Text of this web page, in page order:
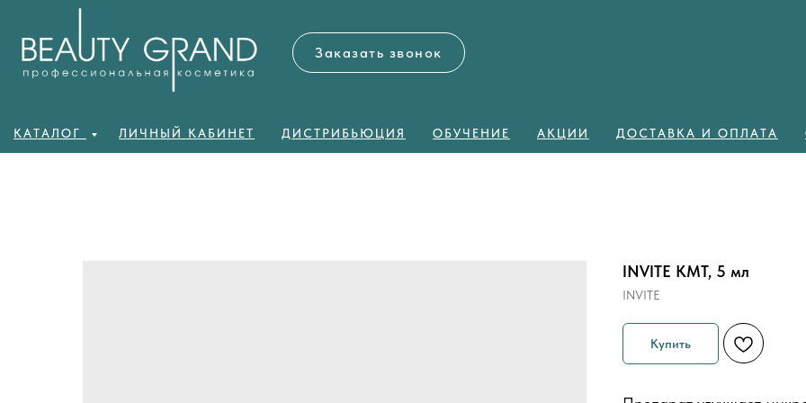
Заказать звонок
КАТАЛОГ ЛИЧНЫЙ КАБИНЕТ ДИСТРИБЬЮЦИЯ ОБУЧЕНИЕ АКЦИИ ДОСТАВКА И ОПЛАТА
INVITE KMT, 5 мл
INVITE
Купить